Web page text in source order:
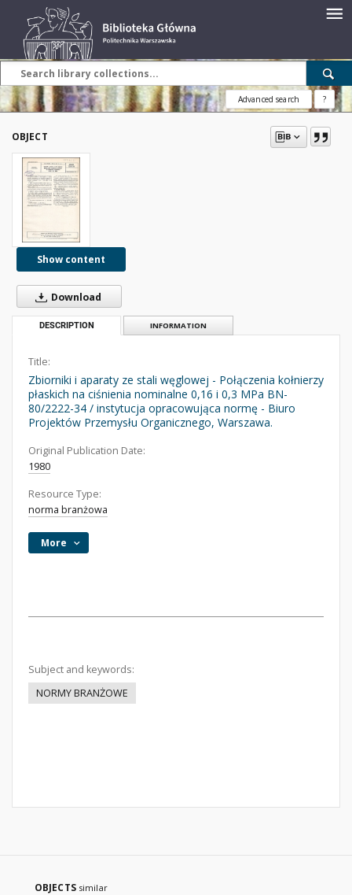
Advanced search ?
OBJECT
Show content
Download
DESCRIPTION INFORMATION
Title:
Zbiorniki i aparaty ze stali węglowej - Połączenia kołnierzy
płaskich na ciśnienia nominalne 0,16 i 0,3 MPa BN-
80/2222-34 / instytucja opracowująca normę - Biuro
Projektów Przemysłu Organicznego, Warszawa.
Original Publication Date:
1980
Resource Type:
norma branżowa
More
Subject and keywords:
NORMY BRANŻOWE
OBJECTS similar